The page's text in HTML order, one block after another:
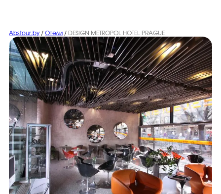
Abstour.by / Отели / DESIGN METROPOL HOTEL PRAGUE